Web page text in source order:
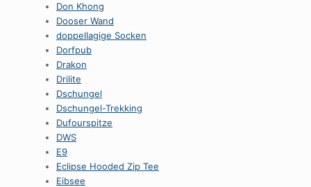
Don Khong
Dooser Wand
doppellagige Socken
Dorfpub
Drakon
Drilite
Dschungel
Dschungel-Trekking
Dufourspitze
DWS
E9
Eclipse Hooded Zip Tee
Eibsee